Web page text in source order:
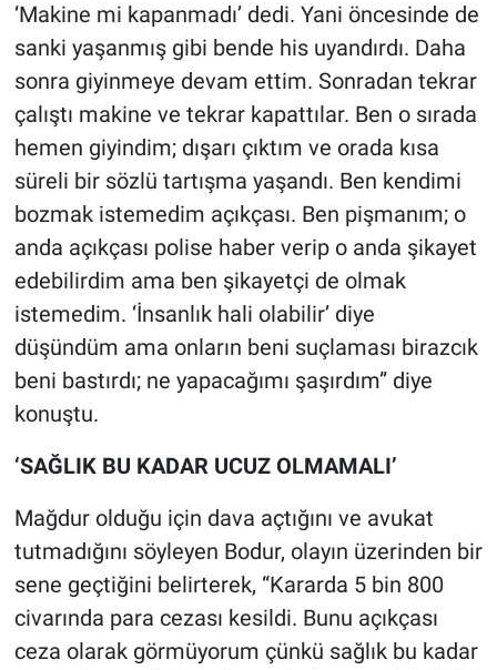
‘Makine mi kapanmadı’ dedi. Yani öncesinde de
sanki yaşanmış gibi bende his uyandırdı. Daha
sonra giyinmeye devam ettim. Sonradan tekrar
çalıştı makine ve tekrar kapattılar. Ben o sırada
hemen giyindim; dışarı çıktım ve orada kısa
süreli bir sözlü tartışma yaşandı. Ben kendimi
bozmak istemedim açıkçası. Ben pişmanım; o
anda açıkçası polise haber verip o anda şikayet
edebilirdim ama ben şikayetçi de olmak
istemedim. ‘İnsanlık hali olabilir’ diye
düşündüm ama onların beni suçlaması birazcık
beni bastırdı; ne yapacağımı şaşırdım” diye
konuştu.
‘SAĞLIK BU KADAR UCUZ OLMAMALI’
Mağdur olduğu için dava açtığını ve avukat
tutmadığını söyleyen Bodur, olayın üzerinden bir
sene geçtiğini belirterek, “Kararda 5 bin 800
civarında para cezası kesildi. Bunu açıkçası
ceza olarak görmüyorum çünkü sağlık bu kadar